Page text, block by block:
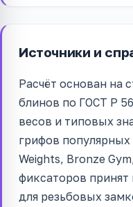
Источники и
Расчёт основан на
блинов по ГОСТ Р
весов и типовых
грифов
Weights, Bronze
фиксаторов
для резьбовых